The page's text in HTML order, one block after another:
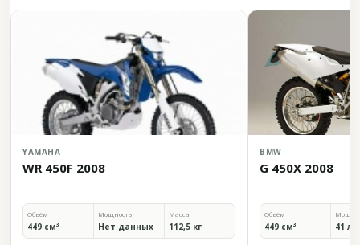
YAMAHA
WR 450F 2008
Объём
449 см³
Мощность
Нет данных
Масса
112,5 кг
BMW
G 450X 2008
Объём
449 см³ 41